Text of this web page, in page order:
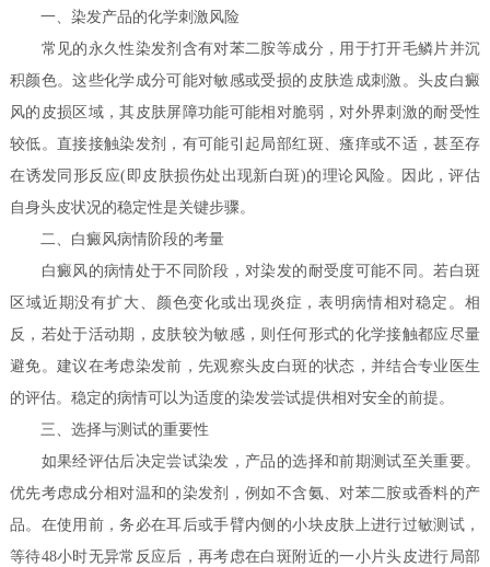
一、染发产品的化学刺激风险
常见的永久性染发剂含有对苯二胺等成分，用于打开毛鳞片并沉
积颜色。这些化学成分可能对敏感或受损的皮肤造成刺激。头皮白癜
风的皮损区域，其皮肤屏障功能可能相对脆弱，对外界刺激的耐受性
较低。直接接触染发剂，有可能引起局部红斑、瘙痒或不适，甚至存
在诱发同形反应(即皮肤损伤处出现新白斑)的理论风险。因此，评估
自身头皮状况的稳定性是关键步骤。
二、白癜风病情阶段的考量
白癜风的病情处于不同阶段，对染发的耐受度可能不同。若白斑
区域近期没有扩大、颜色变化或出现炎症，表明病情相对稳定。相
反，若处于活动期，皮肤较为敏感，则任何形式的化学接触都应尽量
避免。建议在考虑染发前，先观察头皮白斑的状态，并结合专业医生
的评估。稳定的病情可以为适度的染发尝试提供相对安全的前提。
三、选择与测试的重要性
如果经评估后决定尝试染发，产品的选择和前期测试至关重要。
优先考虑成分相对温和的染发剂，例如不含氨、对苯二胺或香料的产
品。在使用前，务必在耳后或手臂内侧的小块皮肤上进行过敏测试，
等待48小时无异常反应后，再考虑在白斑附近的一小片头皮进行局部